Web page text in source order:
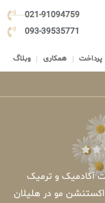
021-91094759
093-39535771
پرداخت همکاری وبلاگ
آکادمیک و ترمیک
مو در هلیلان